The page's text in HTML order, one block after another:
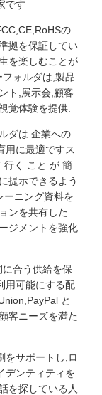
です
の
拠を保証してい
を楽しむことが
ォルダは,製品
ト,展示会,顧客
覚体験を提供.
ダは 企業への
用に最適ですス
行く こと が 簡
提示できるよう
ーニング資料を
ンを共有した
ジメントを強化
合う供給を保
用可能にする配
と
客ニーズを満た
をサポートし,ロ
デンティティを
を探している人